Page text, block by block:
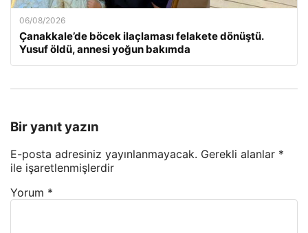
06/08/2026
Çanakkale’de böcek ilaçlaması felakete dönüştü.
Yusuf öldü, annesi yoğun bakımda
Bir yanıt yazın
E-posta adresiniz yayınlanmayacak. Gerekli alanlar *
ile işaretlenmişlerdir
Yorum *